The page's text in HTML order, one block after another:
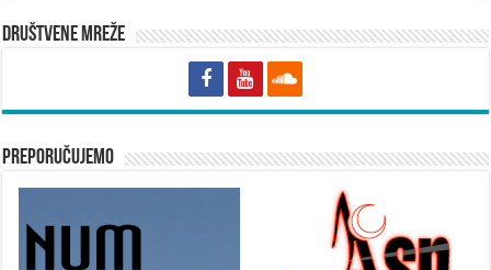
Društvene mreže
Preporučujemo